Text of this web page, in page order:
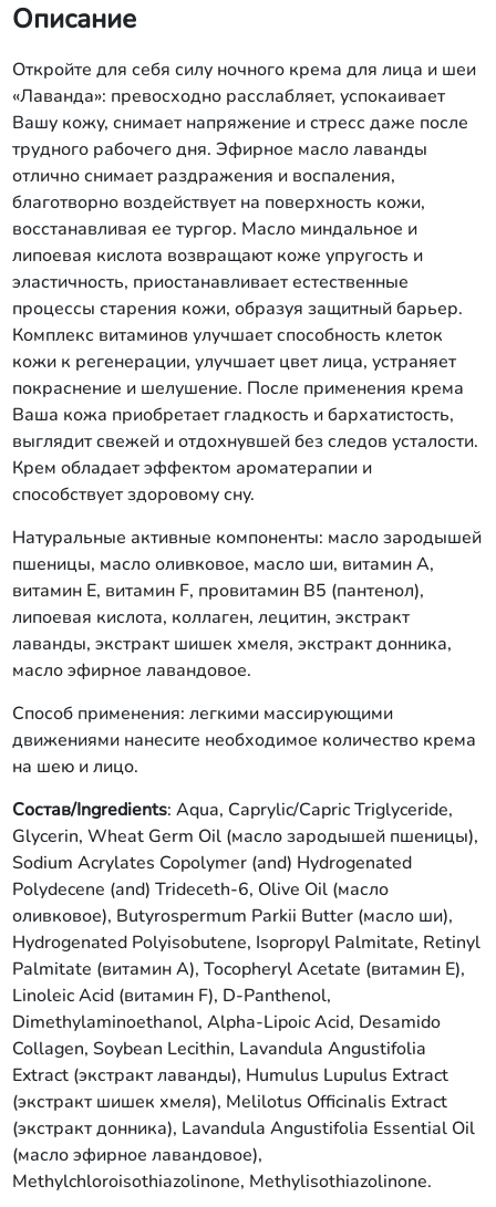
Methylchloroisothiazolinone,
Methylisothiazolinone.
Описание
Откройте для себя силу ночного крема для лица и шеи
«Лаванда»: превосходно расслабляет, успокаивает
Вашу кожу, снимает напряжение и стресс даже после
трудного рабочего дня. Эфирное масло лаванды
отлично снимает раздражения и воспаления,
благотворно воздействует на поверхность кожи,
восстанавливая ее тургор. Масло миндальное и
липоевая кислота возвращают коже упругость и
эластичность, приостанавливает естественные
процессы старения кожи, образуя защитный барьер.
Комплекс витаминов улучшает способность клеток
кожи к регенерации, улучшает цвет лица, устраняет
покраснение и шелушение. После применения крема
Ваша кожа приобретает гладкость и бархатистость,
выглядит свежей и отдохнувшей без следов усталости.
Крем обладает эффектом ароматерапии и
способствует здоровому сну.
Натуральные активные компоненты: масло зародышей
пшеницы, масло оливковое, масло ши, витамин A,
витамин Е, витамин F, провитамин В5 (пантенол),
липоевая кислота, коллаген, лецитин, экстракт
лаванды, экстракт шишек хмеля, экстракт донника,
масло эфирное лавандовое.
Способ применения: легкими массирующими
движениями нанесите необходимое количество крема
на шею и лицо.
Состав/Ingredients: Aqua, Caprylic/Capric Triglyceride,
Glycerin, Wheat Germ Oil (масло зародышей пшеницы),
Sodium Acrylates Copolymer (and) Hydrogenated
Polydecene (and) Trideceth-6, Olive Oil (масло
оливковое), Butyrospermum Parkii Butter (масло ши),
Hydrogenated Polyisobutene, Isopropyl Palmitate, Retinyl
Palmitate (витамин A), Tocopheryl Acetate (витамин Е),
Linoleic Acid (витамин F), D-Panthenol,
Dimethylaminoethanol, Alpha-Lipoic Acid, Desamido
Collagen, Soybean Lecithin, Lavandula Angustifolia
Extract (экстракт лаванды), Humulus Lupulus Extract
(экстракт шишек хмеля), Melilotus Officinalis Extract
(экстракт донника), Lavandula Angustifolia Essential Oil
(масло эфирное лавандовое),
Methylchloroisothiazolinone, Methylisothiazolinone.